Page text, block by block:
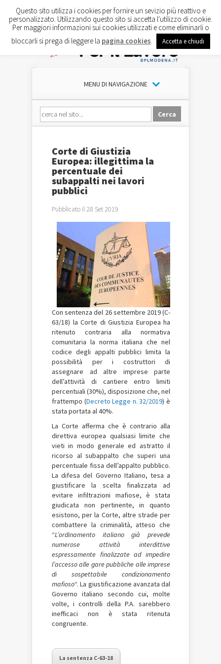
MENU DI NAVIGAZIONE
Corte di Giustizia
Europea: illegittima la
percentuale dei
subappalti nei lavori
pubblici
Pubblicato il 28 Set 2019
Con sentenza del 26 settembre 2019 (C-
63/18) la Corte di Giustizia Europea ha
ritenuto contraria alla normativa
comunitaria la norma italiana che nel
codice degli appalti pubblici limita la
possibilità per i costruttori di
assegnare ad altre imprese parte
dell’attività di cantiere entro limiti
percentuali (30%), disposizione che, nel
frattempo (Decreto Legge n. 32/2019) è
stata portata al 40%.
La Corte afferma che è contrario alla
direttiva europea qualsiasi limite che
vieti in modo generale ed astratto il
ricorso al subappalto che superi una
percentuale fissa dell’appalto pubblico.
La difesa del Governo Italiano, tesa a
giustificare la scelta finalizzata ad
evitare infiltrazioni mafiose, è stata
giudicata non pertinente, in quanto
esistono, per la Corte, altre strade per
combattere la criminalità, atteso che
“L’ordinamento italiano già prevede
numerose attività interdittive
espressamente finalizzate ad impedire
l’accesso alle gare pubbliche alle imprese
di sospettabile condizionamento
mafioso“. La giustificazione avanzata dal
Governo italiano secondo cui, molte
volte, i controlli della P.A. sarebbero
inefficaci non è stata ritenuta
congruente.
La sentenza C-63-18
Questo sito utilizza i cookies per fornire un sevizio più reattivo e
personalizzato. Utilizzando questo sito si accetta l'utilizzo di cookie.
Per maggiori informazioni sui cookies utilizzati e come eliminarli o
bloccarli si prega di leggere la pagina cookies Accetta e chiudi